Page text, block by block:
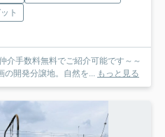
ト
介手数料無料でご紹介可能です～～
開発分譲地。自然を...
もっと見る